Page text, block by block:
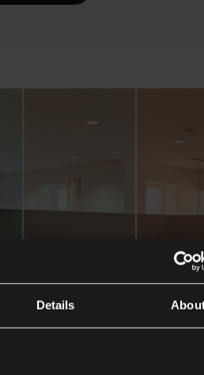
Details